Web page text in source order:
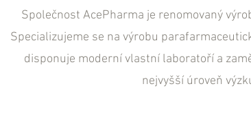
Společnost AcePharma je renomovaný
Specializujeme se na výrobu
disponuje moderní vlastní laboratoří a
nejvyšší úroveň